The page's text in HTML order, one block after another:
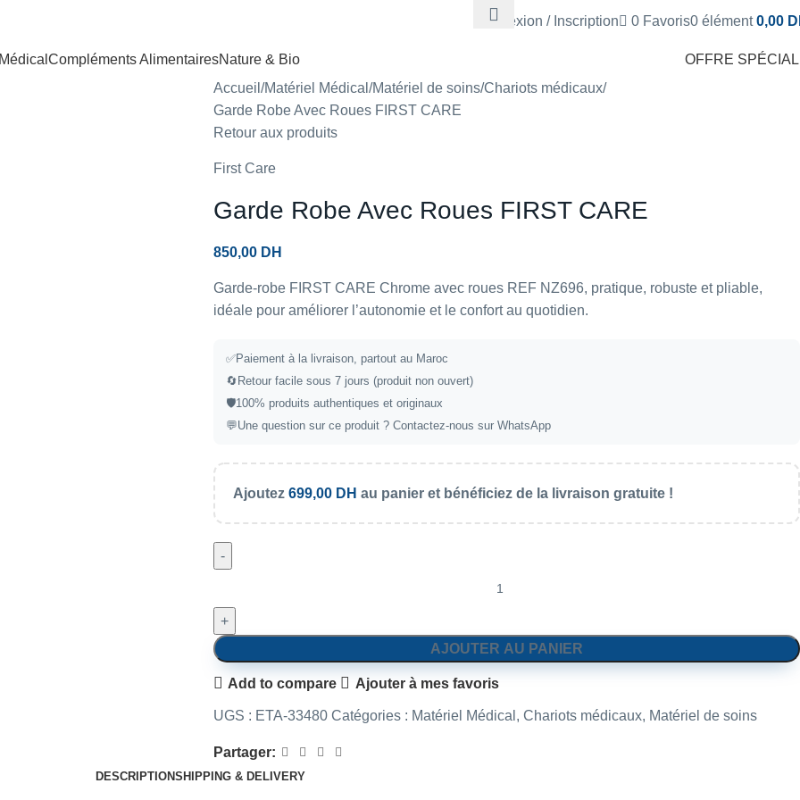
Connexion / Inscription 0 Favoris0 élément 0,00
Compléments AlimentairesNature & Bio OFFRE
Accueil Matériel Médical Matériel de soins Chariots médicaux
Garde Robe Avec Roues FIRST CARE
Retour aux produits
First Care
Garde Robe Avec Roues FIRST CARE
850,00 DH
Garde-robe FIRST CARE Chrome avec roues REF NZ696, pratique, robuste et pliable,
idéale pour améliorer l’autonomie et le confort au quotidien.
✅Paiement à la livraison, partout au Maroc
🔄 Retour facile sous 7 jours (produit non ouvert)
🛡️100% produits authentiques et originaux
💬Une question sur ce produit ? Contactez-nous sur WhatsApp
Ajoutez 699,00 DH au panier et bénéficiez de la livraison gratuite !
AJOUTER AU PANIER
Add to compare Ajouter à mes favoris
UGS : ETA-33480 Catégories : Matériel Médical , Chariots médicaux, Matériel de soins
Partager:
DESCRIPTIONSHIPPING & DELIVERY